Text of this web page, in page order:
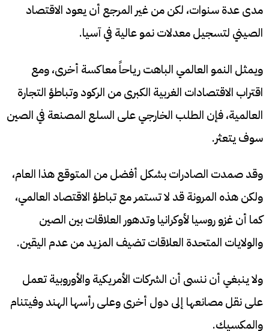
مدى عدة سنوات، لكن من غير المرجع أن يعود الاقتصاد
الصيني لتسجيل معدلات نمو عالية في آسيا.
ويمثل النمو العالمي الباهت رياحاً معاكسة أخرى، ومع
اقتراب الاقتصادات الغربية الكبرى من الركود وتباطؤ التجارة
العالمية، فإن الطلب الخارجي على السلع المصنعة في الصين
سوف يتعثر.
وقد صمدت الصادرات بشكل أفضل من المتوقع هذا العام،
ولكن هذه المرونة قد لا تستمر مع تباطؤ الاقتصاد العالمي،
كما أن غزو روسيا لأوكرانيا وتدهور العلاقات بين الصين
والولايات المتحدة العلاقات تضيف المزيد من عدم اليقين.
ولا ينبغي أن ننسى أن الشركات الأمريكية والأوروبية تعمل
على نقل مصانعها إلى دول أخرى وعلى رأسها الهند وفيتنام
والمكسيك.